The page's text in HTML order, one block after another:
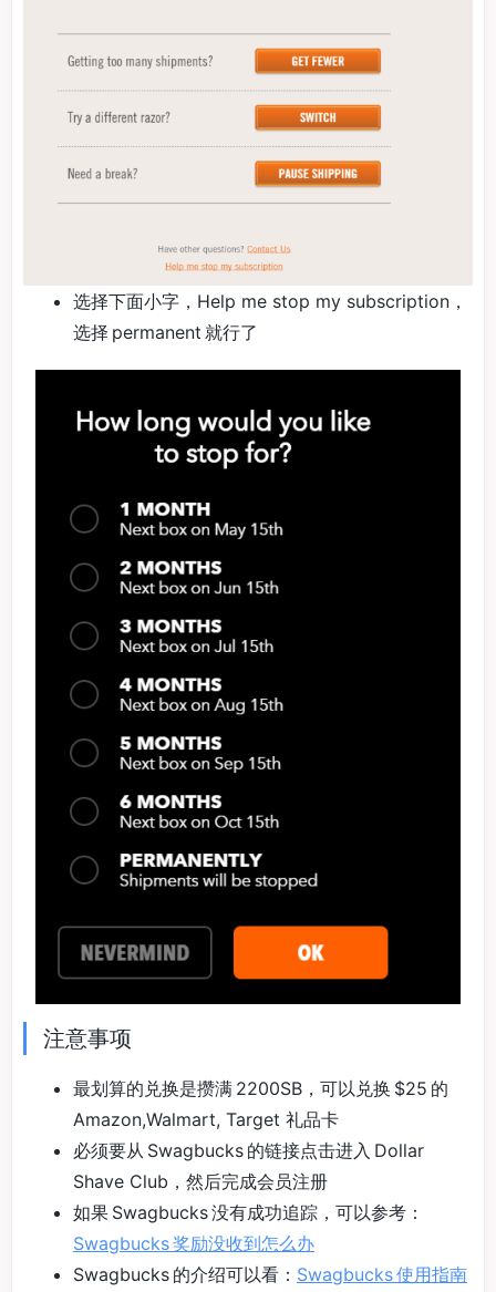
选择下面小字，Help me stop my subscription，
选择 permanent 就行了
注意事项
最划算的兑换是攒满 2200SB，可以兑换 $25 的
Amazon,Walmart, Target 礼品卡
必须要从 Swagbucks 的链接点击进入 Dollar
Shave Club，然后完成会员注册
如果 Swagbucks 没有成功追踪，可以参考：
Swagbucks 奖励没收到怎么办
Swagbucks 的介绍可以看： Swagbucks 使用指南